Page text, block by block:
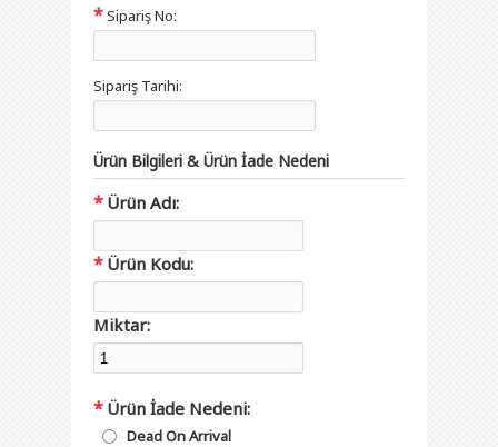
*Sipariş No:
Sipariş Tarihi:
Ürün Bilgileri & Ürün İade Nedeni
* Ürün Adı:
* Ürün Kodu:
Miktar:
* Ürün İade Nedeni:
Dead On Arrival